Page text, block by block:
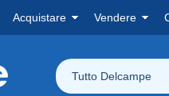
Acquistare Vendere
Tutto Delcampe